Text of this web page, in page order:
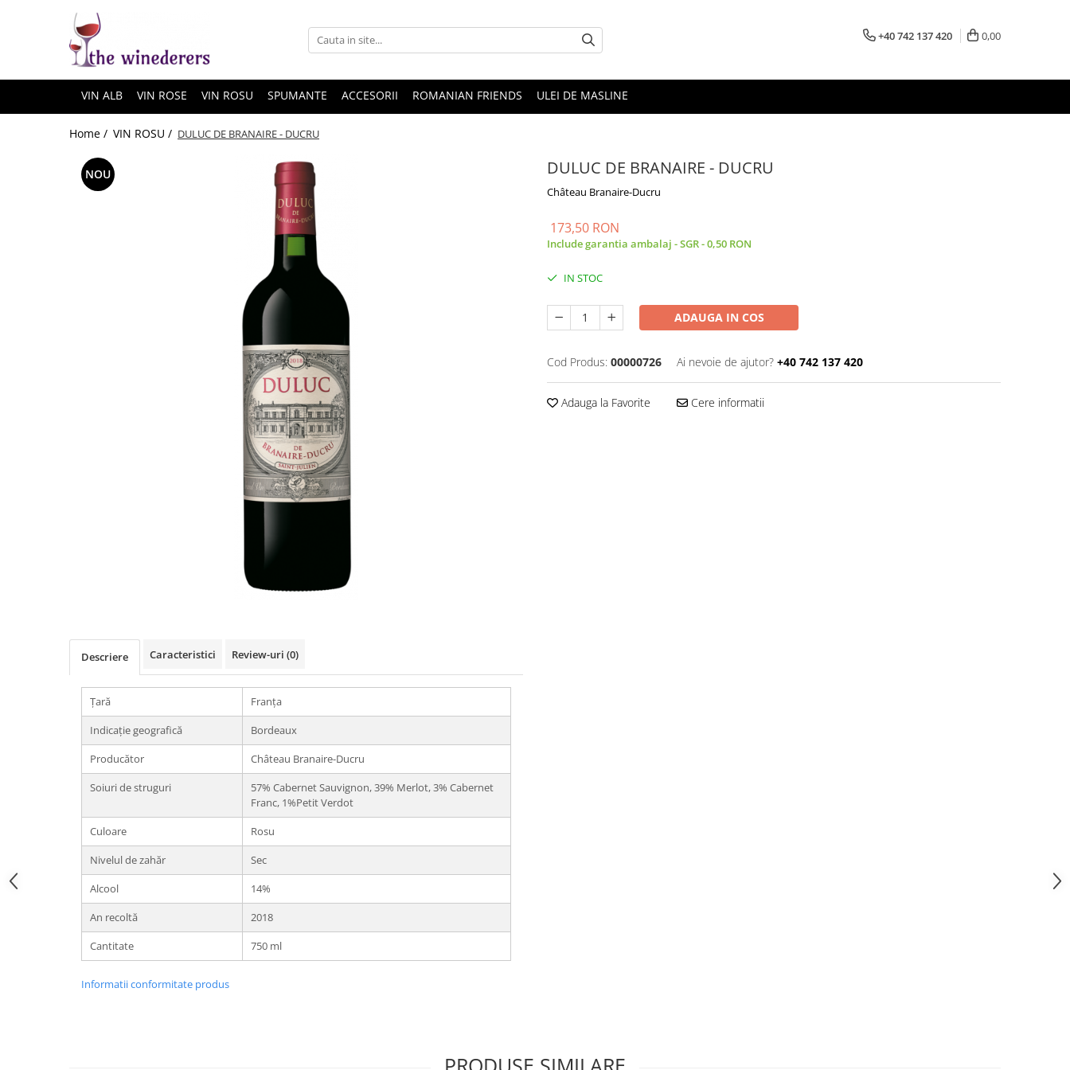
+40 742 137 420 0,00
VIN ALB VIN ROSE VIN ROSU SPUMANTE ACCESORII ROMANIAN FRIENDS ULEI DE MASLINE
Home / VIN ROSU / DULUC DE BRANAIRE - DUCRU
DULUC DE BRANAIRE - DUCRU
Château Branaire-Ducru
NOU
173,50 RON
Include garantia ambalaj - SGR - 0,50 RON
IN STOC
ADAUGA IN COS
Cod Produs: 00000726 Ai nevoie de ajutor? +40 742 137 420
Adauga la Favorite Cere informatii
Descriere Caracteristici Review-uri (0)
Țară
Franța
Indicație geografică
Bordeaux
Producător
Château Branaire-Ducru
Soiuri de struguri
57% Cabernet Sauvignon, 39% Merlot, 3% Cabernet
Franc, 1%Petit Verdot
Culoare
Rosu
Nivelul de zahăr
Sec
Alcool
14%
An recoltă
2018
Cantitate
750 ml
Informatii conformitate produs